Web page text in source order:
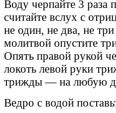
Воду черпайте 3 раза
считайте вслух с
не один, не два, не
молитвой опустите
Опять правой рукой
локоть левой руки
трижды — на любую
Ведро с водой